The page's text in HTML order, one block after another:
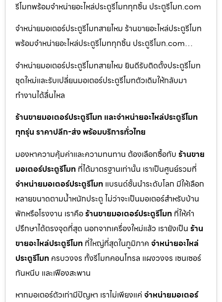
รีโมทพร้อมจำหน่ายอะไหล่ประตูรีโมททุกชิ้น ประตูรีโมท.com
จำหน่ายมอเตอร์ประตูรีโมทสายไหม ร้านขายอะไหล่ประตูรีโมท
พร้อมจำหน่ายอะไหล่ประตูรีโมททุกชิ้น ประตูรีโมท.com…
จำหน่ายมอเตอร์ประตูรีโมทสายไหม ยินดีรับติดตั้งประตูรีโมท
ชุดใหม่และรับเปลี่ยนมอเตอร์ประตูรีโมทตัวเดิมให้กลับมา
ทำงานได้ลื่นไหล
ร้านขายมอเตอร์ประตูรีโมท และจำหน่ายอะไหล่ประตูรีโมท
ทุกรุ่น ราคาปลีก-ส่ง พร้อมบริการทั่วไทย
มองหาความคุ้มค่าและความทนทาน ต้องเลือกซื้อกับ ร้านขาย
มอเตอร์ประตูรีโมท ที่ได้มาตรฐานเท่านั้น เราเป็นศูนย์รวมที่
จำหน่ายมอเตอร์ประตูรีโมท แบรนด์ชั้นนำระดับโลก มีให้เลือก
หลายขนาดตามน้ำหนักประตู ไม่ว่าจะเป็นมอเตอร์สำหรับบ้าน
พักหรือโรงงาน เราคือร้านขายมอเตอร์ประตูรีโมท ที่ให้คำ
ปรึกษาได้ตรงจุดที่สุด นอกจากเครื่องใหม่แล้ว เรายังเป็น ร้าน
ขายอะไหล่ประตูรีโมท ที่ใหญ่ที่สุดในภูมิภาค จำหน่ายอะไหล่
ประตูรีโมท ครบวงจร ทั้งรีโมทคอนโทรล แผงวงจร เซนเซอร์
กันหนีบ และเฟืองสะพาน
หากมอเตอร์ตัวเก่ามีปัญหา เราไม่เพียงแค่ จำหน่ายมอเตอร์